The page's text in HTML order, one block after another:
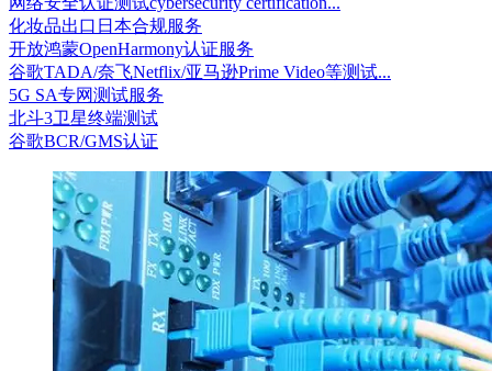
化妆品出口日本合规服务
开放鸿蒙OpenHarmony认证服务
谷歌TADA/奈飞Netflix/亚马逊Prime Video等测试...
5G SA专网测试服务
北斗3卫星终端测试
谷歌BCR/GMS认证